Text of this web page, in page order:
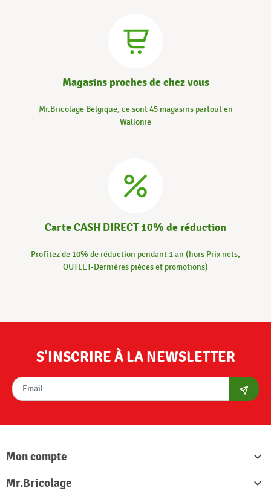
Magasins proches de chez vous
Mr.Bricolage Belgique, ce sont 45 magasins partout en
Wallonie
Carte CASH DIRECT 10% de réduction
Profitez de 10% de réduction pendant 1 an (hors Prix nets,
OUTLET-Dernières pièces et promotions)
S'INSCRIRE À LA NEWSLETTER
Mon compte

Mr.Bricolage
